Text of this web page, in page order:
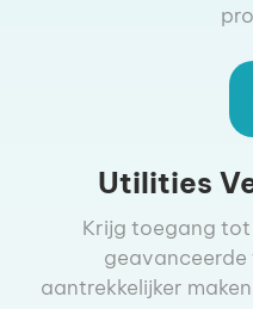
Utilities
Krijg toegang
aantrekkelijker